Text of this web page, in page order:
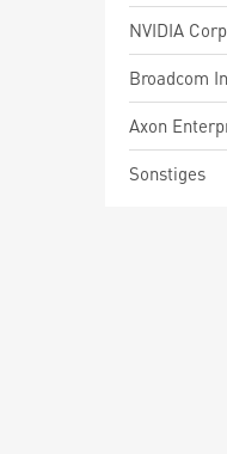
NVIDIA
Broadcom
Axon
Sonstiges